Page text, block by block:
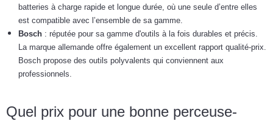
batteries à charge rapide et longue durée, où une seule d’entre elles
est compatible avec l’ensemble de sa gamme.
Bosch : réputée pour sa gamme d'outils à la fois durables et précis.
La marque allemande offre également un excellent rapport qualité-prix.
Bosch propose des outils polyvalents qui conviennent aux
professionnels.
Quel prix pour une bonne perceuse-